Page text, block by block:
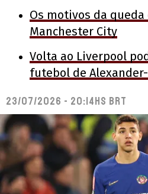
Os motivos da
Manchester City
Volta ao Liverpool
futebol de
23/07/2026 - 20:14hs BRT